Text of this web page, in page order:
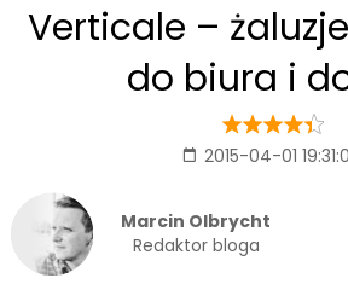
Verticale –
do biura i
2015-04-01
Marcin Olbrycht
Redaktor bloga